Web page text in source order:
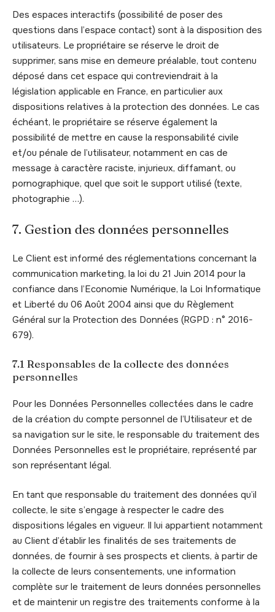
Des espaces interactifs (possibilité de poser des
questions dans l’espace contact) sont à la disposition des
utilisateurs. Le propriétaire se réserve le droit de
supprimer, sans mise en demeure préalable, tout contenu
déposé dans cet espace qui contreviendrait à la
législation applicable en France, en particulier aux
dispositions relatives à la protection des données. Le cas
échéant, le propriétaire se réserve également la
possibilité de mettre en cause la responsabilité civile
et/ou pénale de l’utilisateur, notamment en cas de
message à caractère raciste, injurieux, diffamant, ou
pornographique, quel que soit le support utilisé (texte,
photographie …).
7. Gestion des données personnelles
Le Client est informé des réglementations concernant la
communication marketing, la loi du 21 Juin 2014 pour la
confiance dans l’Economie Numérique, la Loi Informatique
et Liberté du 06 Août 2004 ainsi que du Règlement
Général sur la Protection des Données (RGPD : n° 2016-
679).
7.1 Responsables de la collecte des données
personnelles
Pour les Données Personnelles collectées dans le cadre
de la création du compte personnel de l’Utilisateur et de
sa navigation sur le site, le responsable du traitement des
Données Personnelles est le propriétaire, représenté par
son représentant légal.
En tant que responsable du traitement des données qu’il
collecte, le site s’engage à respecter le cadre des
dispositions légales en vigueur. Il lui appartient notamment
au Client d’établir les finalités de ses traitements de
données, de fournir à ses prospects et clients, à partir de
la collecte de leurs consentements, une information
complète sur le traitement de leurs données personnelles
et de maintenir un registre des traitements conforme à la